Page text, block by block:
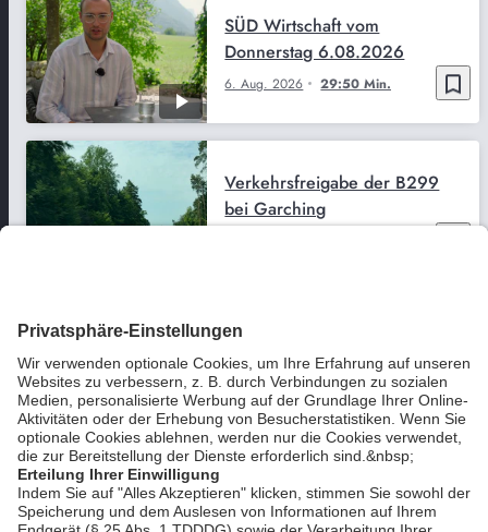
bookmark_border
6. Aug. 2026 29:50 Min.
SÜD Wirtschaft vom
Donnerstag 6.08.2026
Verkehrsfreigabe der B299
bei Garching
bookmark_border
6. Aug. 2026 25:45 Min.
Almwirtschaft - Tourismus -
Klimawandel – Michaela
Kaniber im Sommerinterview